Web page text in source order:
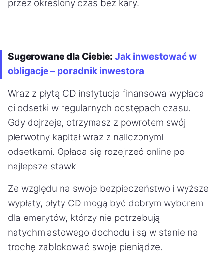
przez określony czas bez kary.
Sugerowane dla Ciebie: Jak inwestować w
obligacje – poradnik inwestora
Wraz z płytą CD instytucja finansowa wypłaca
ci odsetki w regularnych odstępach czasu.
Gdy dojrzeje, otrzymasz z powrotem swój
pierwotny kapitał wraz z naliczonymi
odsetkami. Opłaca się rozejrzeć online po
najlepsze stawki.
Ze względu na swoje bezpieczeństwo i wyższe
wypłaty, płyty CD mogą być dobrym wyborem
dla emerytów, którzy nie potrzebują
natychmiastowego dochodu i są w stanie na
trochę zablokować swoje pieniądze.